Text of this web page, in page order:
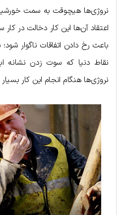
نروژی‌ها هیچوقت به سمت
اعتقاد آن‌ها این کار دخالت در
باعث رخ دادن اتفاقات ناگوار شود؛
نقاط دنیا که سوت زدن نشانه
نروژی‌ها هنگام انجام این کار